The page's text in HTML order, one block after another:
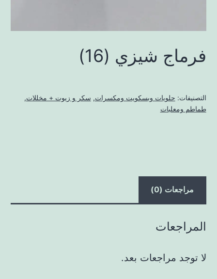
فرماج شيزي (16)
التصنيفات: حلويات وبسكويت ومكسرات, سكر و زيوت + مخللات,
طماطم ومعلبات
مراجعات (0)
المراجعات
لا توجد مراجعات بعد.